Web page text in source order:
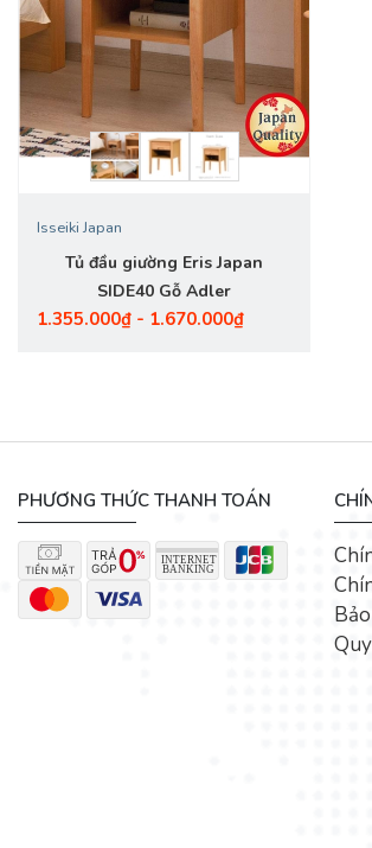
FB: https://www.facebook.com/
Isseiki Japan
Tủ đầu giường Eris Japan
SIDE40 Gỗ Adler
1.355.000₫ - 1.670.000₫
PHƯƠNG THỨC THANH TOÁN